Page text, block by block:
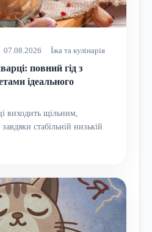
07.08.2026 Їжа та кулінарія
повний гід з
ідеального
виходить щільним,
стабільній низькій